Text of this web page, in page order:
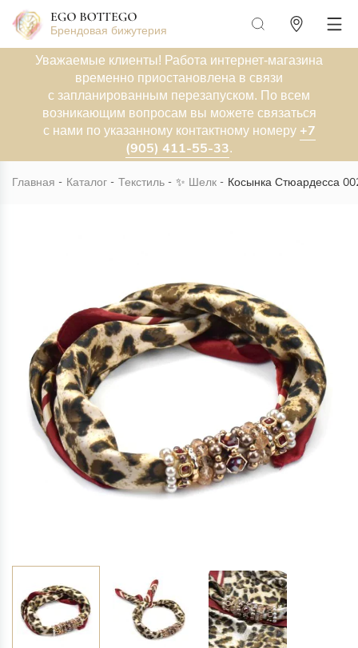
Брендовая бижутерия
Уважаемые клиенты! Работа интернет-магазина
временно приостановлена в связи
с запланированным перезапуском. По всем
возникающим вопросам вы можете связаться
с нами по указанному контактному номеру +7
(905) 411-55-33.
Главная Каталог Текстиль ✨ Шелк Косынка Стюардесса